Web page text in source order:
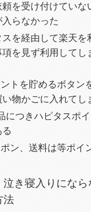
を受け付けていな
入らなかった
を経由して楽天を
項を見ず利用してし
トを貯めるボタン
物かごに入れてし
につきハピタスポ
ン、送料は等ポイ
泣き寝入りになら
法